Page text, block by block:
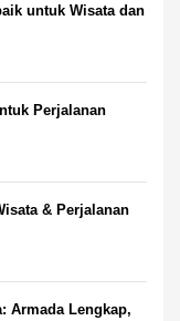
untuk Wisata dan
Perjalanan
& Perjalanan
Armada Lengkap,